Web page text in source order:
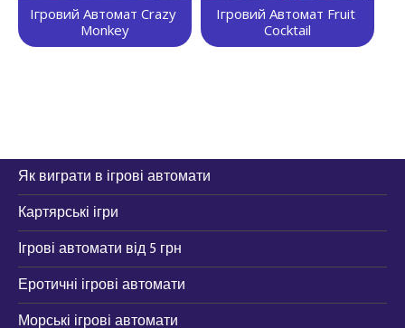
Ігровий Автомат Crazy
Monkey
Ігровий Автомат Fruit
Cocktail
Як виграти в ігрові автомати
Картярські ігри
Ігрові автомати від 5 грн
Еротичні ігрові автомати
Морські ігрові автомати